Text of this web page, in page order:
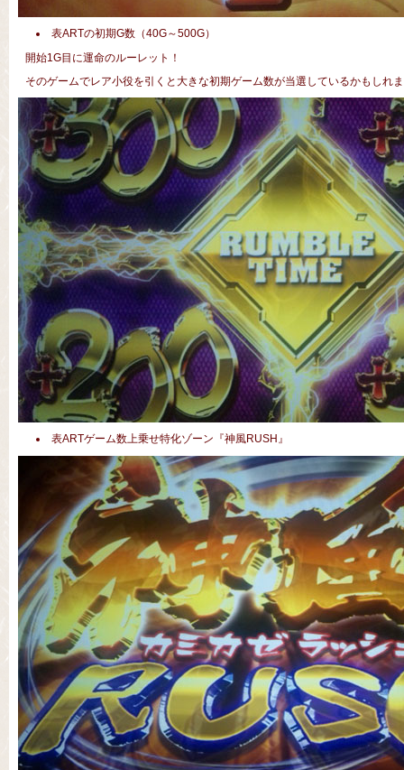
表ARTの初期G数（40G～500G）
開始1G目に運命のルーレット！
そのゲームでレア小役を引くと大きな初期ゲーム数が当選しているかもしれ
表ARTゲーム数上乗せ特化ゾーン『神風RUSH』